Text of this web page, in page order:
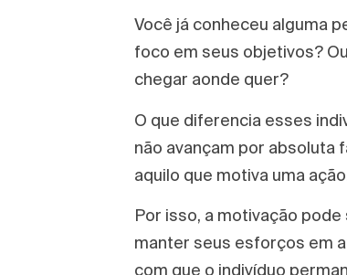
Você já conheceu alguma
foco em seus objetivos?
chegar aonde quer?
O que diferencia esses
não avançam por absoluta
aquilo que motiva uma
Por isso, a motivação
manter seus esforços em
com que o indivíduo